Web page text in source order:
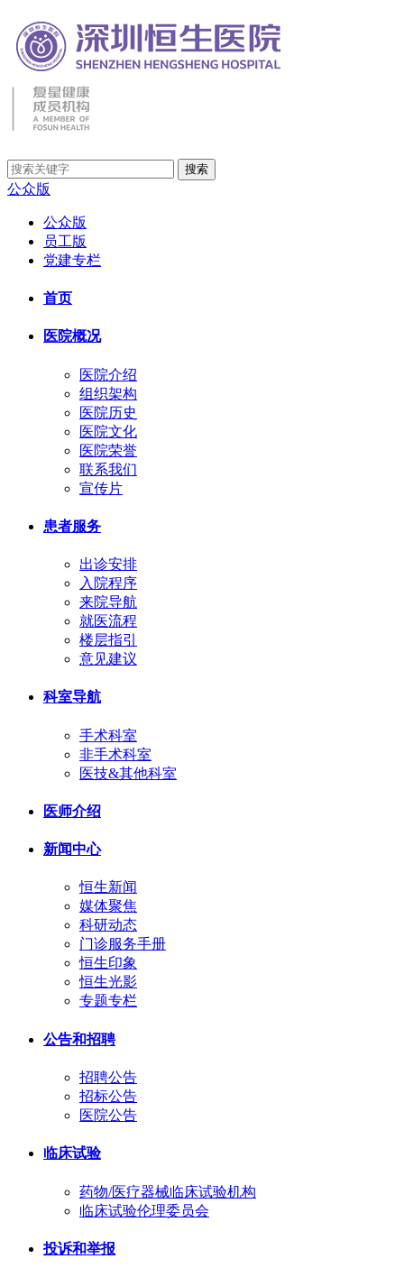
公众版
公众版
员工版
党建专栏
首页
医院概况
医院介绍
组织架构
医院历史
医院文化
医院荣誉
联系我们
宣传片
患者服务
出诊安排
入院程序
来院导航
就医流程
楼层指引
意见建议
科室导航
手术科室
非手术科室
医技&其他科室
医师介绍
新闻中心
恒生新闻
媒体聚焦
科研动态
门诊服务手册
恒生印象
恒生光影
专题专栏
公告和招聘
招聘公告
招标公告
医院公告
临床试验
药物/医疗器械临床试验机构
临床试验伦理委员会
投诉和举报